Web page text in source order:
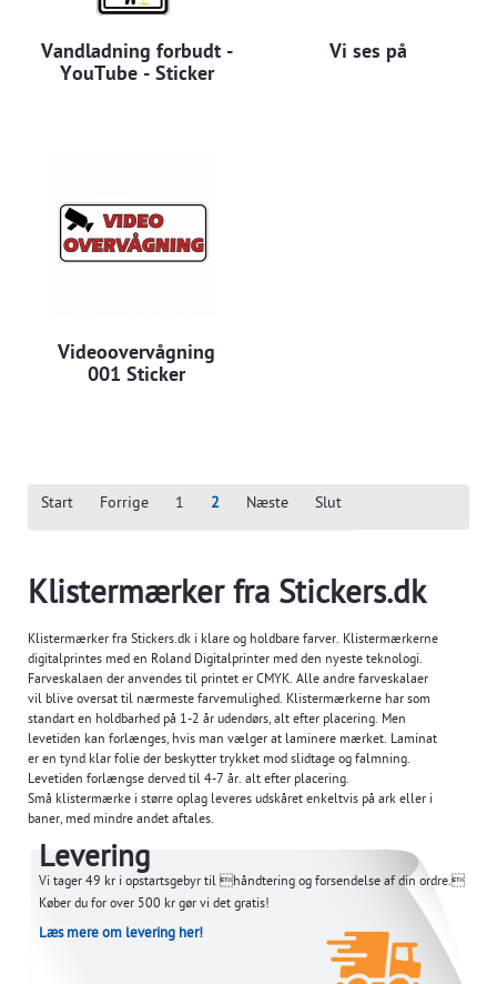
Vandladning forbudt -
YouTube - Sticker
Vi ses på
Videoovervågning
001 Sticker
Start Forrige 1 2 Slut
Næste
Klistermærker fra Stickers.dk
Klistermærker fra Stickers.dk i klare og holdbare farver. Klistermærkerne
digitalprintes med en Roland Digitalprinter med den nyeste teknologi.
Farveskalaen der anvendes til printet er CMYK. Alle andre farveskalaer
vil blive oversat til nærmeste farvemulighed. Klistermærkerne har som
standart en holdbarhed på 1-2 år udendørs, alt efter placering. Men
levetiden kan forlænges, hvis man vælger at laminere mærket. Laminat
er en tynd klar folie der beskytter trykket mod slidtage og falmning.
Levetiden forlængse derved til 4-7 år. alt efter placering.
Små klistermærke i større oplag leveres udskåret enkeltvis på ark eller i
baner, med mindre andet aftales.
Levering
Vi tager 49 kr i opstartsgebyr til håndtering og forsendelse af din ordre.
Køber du for over 500 kr gør vi det gratis!
Læs mere om levering her!